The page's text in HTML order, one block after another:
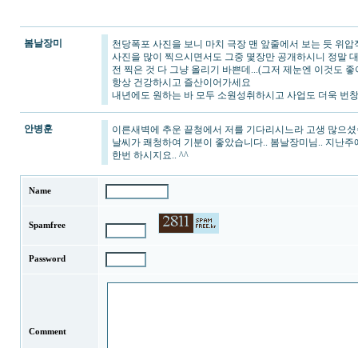
봄날장미
천당폭포 사진을 보니 마치 극장 맨 앞줄에서 보는 듯 위
사진을 많이 찍으시면서도 그중 몇장만 공개하시니 정말
전 찍은 것 다 그냥 올리기 바쁜데...(그저 제눈엔 이것도
항상 건강하시고 즐산이어가세요
내년에도 원하는 바 모두 소원성취하시고 사업도 더욱 번
안병훈
이른새벽에 추운 끝청에서 저를 기다리시느라 고생 많으
날씨가 쾌청하여 기분이 좋았습니다.. 봄날장미님.. 지난
한번 하시지요.. ^^
Name
Spamfree
Password
Comment